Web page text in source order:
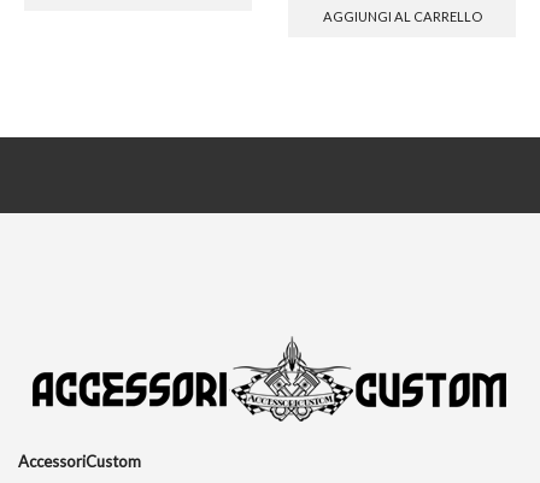
AGGIUNGI AL CARRELLO
AccessoriCustom